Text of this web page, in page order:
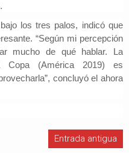
los tres palos, indicó que
“Según mi percepción
mucho de qué hablar. La
Copa (América 2019) es
concluyó el ahora
Entrada antigua